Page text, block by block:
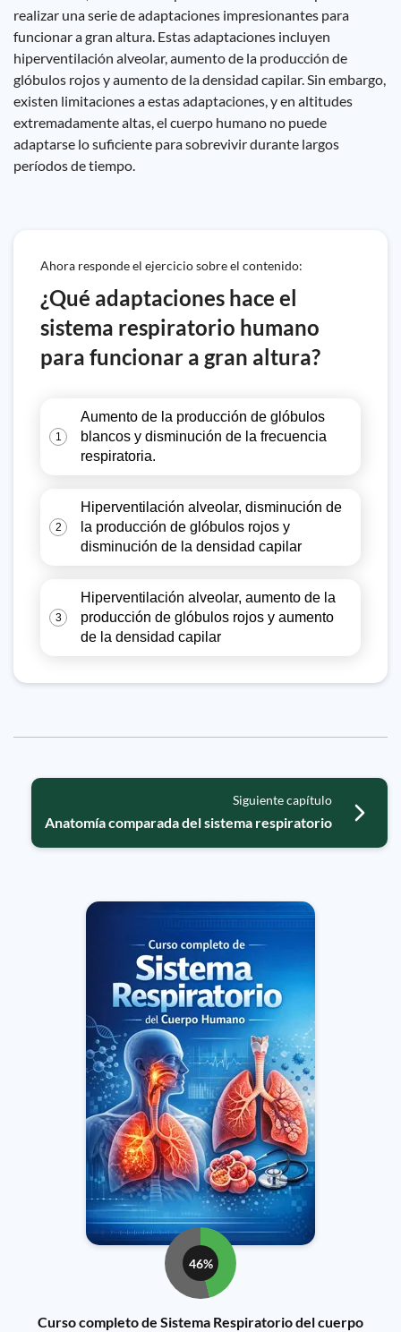
realizar una serie de adaptaciones impresionantes para
funcionar a gran altura. Estas adaptaciones incluyen
hiperventilación alveolar, aumento de la producción de
glóbulos rojos y aumento de la densidad capilar. Sin embargo,
existen limitaciones a estas adaptaciones, y en altitudes
extremadamente altas, el cuerpo humano no puede
adaptarse lo suficiente para sobrevivir durante largos
períodos de tiempo.
Ahora responde el ejercicio sobre el contenido:
¿Qué adaptaciones hace el
sistema respiratorio humano
para funcionar a gran altura?
1
Aumento de la producción de glóbulos
blancos y disminución de la frecuencia
respiratoria.
2
Hiperventilación alveolar, disminución de
la producción de glóbulos rojos y
disminución de la densidad capilar
3
Hiperventilación alveolar, aumento de la
producción de glóbulos rojos y aumento
de la densidad capilar
Siguiente capítulo
Anatomía comparada del sistema respiratorio
46%
Curso completo de Sistema Respiratorio del cuerpo